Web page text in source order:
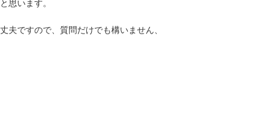
思います。
夫ですので、質問だけでも構いません、